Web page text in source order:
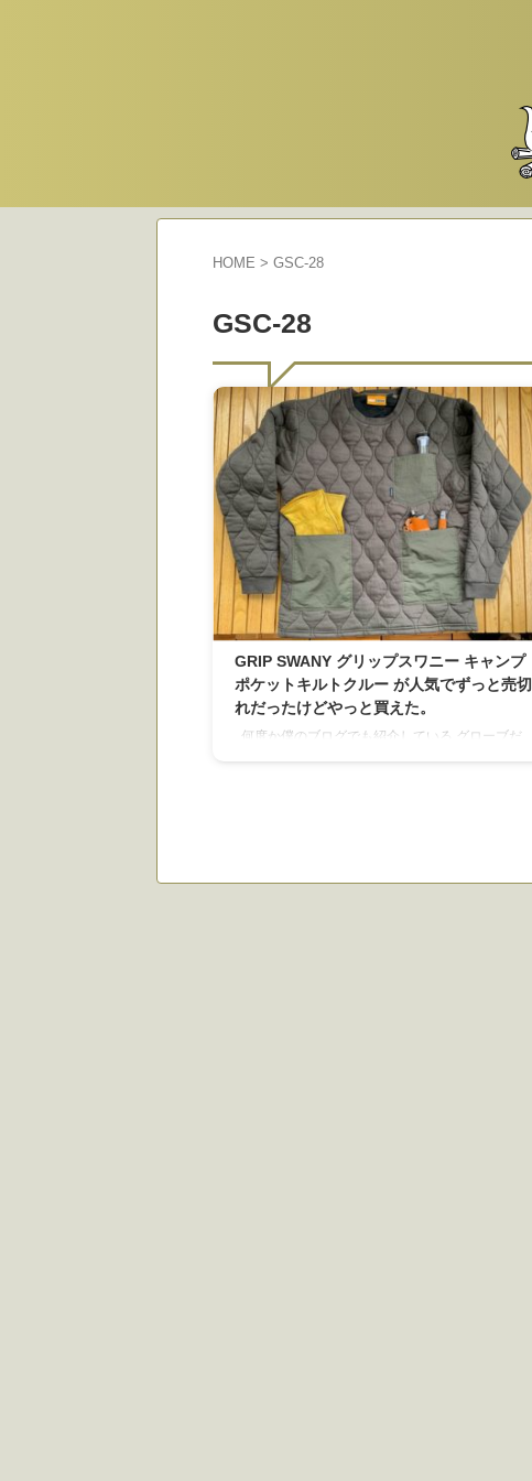
HOME > GSC-28
GSC-28
GRIP SWANY グリップスワニー キャンプ
ポケットキルトクルー が人気でずっと売切
れだったけどやっと買えた。
何度か僕のブログでも紹介している グローブだ